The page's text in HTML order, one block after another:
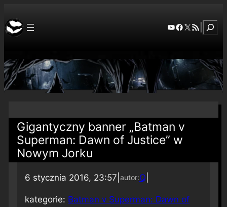
YouTube
Facebook
X RSS Feed
Gigantyczny banner „Batman v
Superman: Dawn of Justice” w
Nowym Jorku
6 stycznia 2016, 23:57 autor:Q
kategorie: Batman v Superman: Dawn of